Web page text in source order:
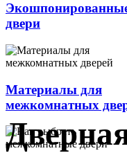
двери
Материалы для
межкомнатных